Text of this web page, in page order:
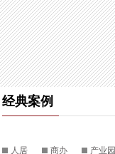
经典案例
人居 商办 产业园